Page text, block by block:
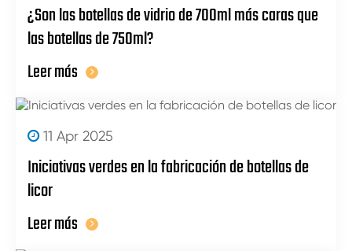
¿Son las botellas de vidrio de 700ml más caras que
las botellas de 750ml?
Leer más
11 Apr 2025
Iniciativas verdes en la fabricación de botellas de
licor
Leer más